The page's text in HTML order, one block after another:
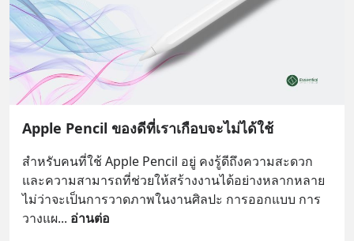
Apple Pencil ของดีที่เราเกือบจะไม่ได้ใช้
สำหรับคนที่ใช้ Apple Pencil อยู่ คงรู้ดีถึงความสะดวก
และความสามารถที่ช่วยให้สร้างงานได้อย่างหลากหลาย
ไม่ว่าจะเป็นการวาดภาพในงานศิลปะ การออกแบบ การ
วางแผ... อ่านต่อ